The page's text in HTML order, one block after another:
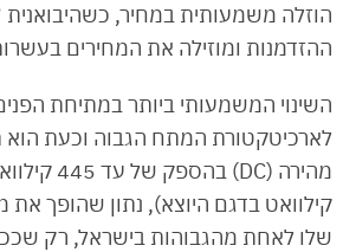
הוזלה משמעותית במחיר,
ההזדמנות ומוזילה את המחירים
לארכיטקטורת המתח הגבוה וכעת הוא
קילוואט בדגם היוצא), נתון שהופך את
שלו לאחת מהגבוהות בישראל, רק